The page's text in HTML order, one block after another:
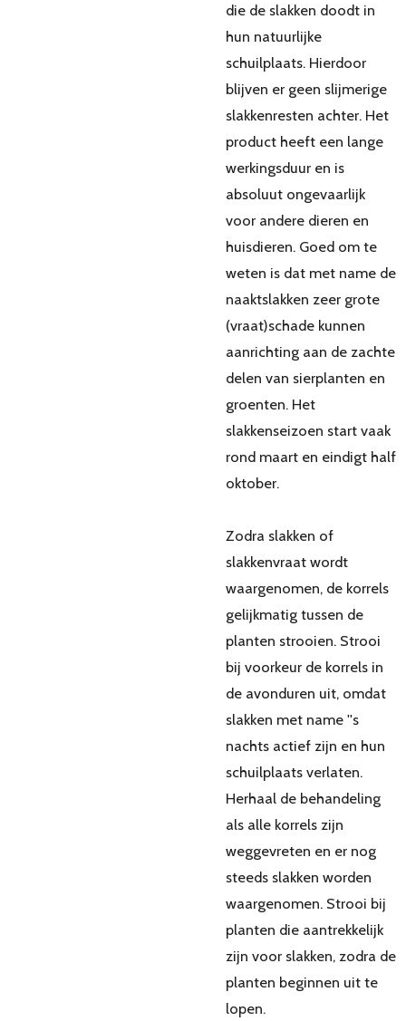
die de slakken doodt in
hun natuurlijke
schuilplaats. Hierdoor
blijven er geen slijmerige
slakkenresten achter. Het
product heeft een lange
werkingsduur en is
absoluut ongevaarlijk
voor andere dieren en
huisdieren. Goed om te
weten is dat met name de
naaktslakken zeer grote
(vraat)schade kunnen
aanrichting aan de zachte
delen van sierplanten en
groenten. Het
slakkenseizoen start vaak
rond maart en eindigt half
oktober.
Zodra slakken of
slakkenvraat wordt
waargenomen, de korrels
gelijkmatig tussen de
planten strooien. Strooi
bij voorkeur de korrels in
de avonduren uit, omdat
slakken met name ''s
nachts actief zijn en hun
schuilplaats verlaten.
Herhaal de behandeling
als alle korrels zijn
weggevreten en er nog
steeds slakken worden
waargenomen. Strooi bij
planten die aantrekkelijk
zijn voor slakken, zodra de
planten beginnen uit te
lopen.